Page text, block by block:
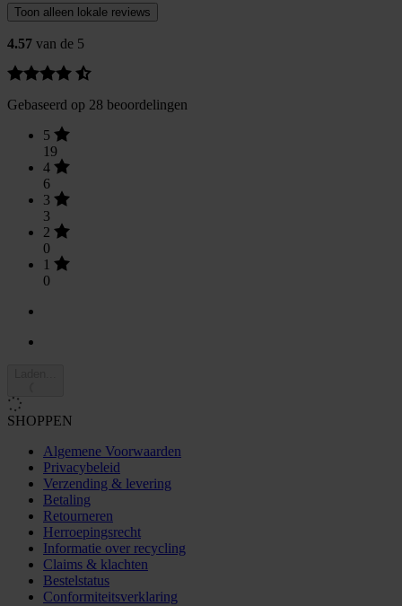
Toon alleen lokale reviews
4.57 van de 5
Gebaseerd op 28 beoordelingen
5
19
4
6
3
3
2
0
1
0
SHOPPEN
Algemene Voorwaarden
Privacybeleid
Verzending & levering
Betaling
Retourneren
Herroepingsrecht
Informatie over recycling
Claims & klachten
Bestelstatus
Conformiteitsverklaring